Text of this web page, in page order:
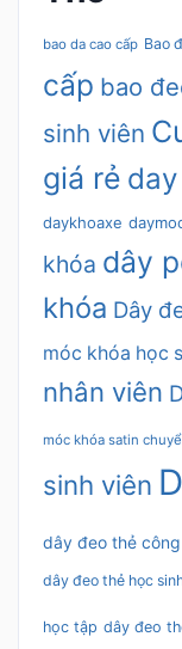
bao da cao cấp Bao
cấp bao
sinh viên
giá rẻ
daykhoaxe
khóa dây
khóa Dây
móc khóa học
nhân viên
móc khóa satin
sinh viên
dây đeo thẻ
dây đeo thẻ học
học tập dây đeo